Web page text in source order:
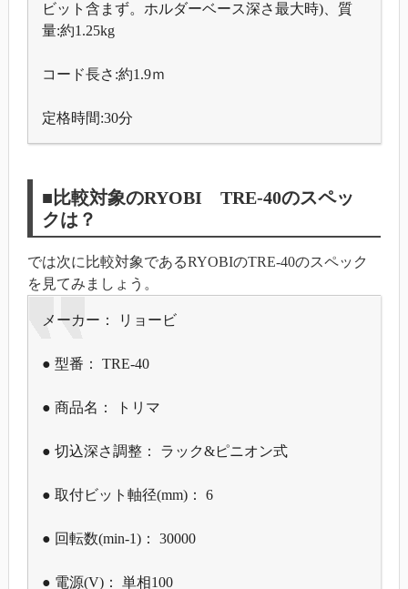
ビット含まず。ホルダーベース深さ最大時)、質
量:約1.25kg
コード長さ:約1.9ｍ
定格時間:30分
■比較対象のRYOBI TRE-40のスペッ
クは？
では次に比較対象であるRYOBIのTRE-40のスペック
を見てみましょう。
メーカー： リョービ
● 型番： TRE-40
● 商品名： トリマ
● 切込深さ調整： ラック&ピニオン式
● 取付ビット軸径(mm)： 6
● 回転数(min-1)： 30000
● 電源(V)： 単相100